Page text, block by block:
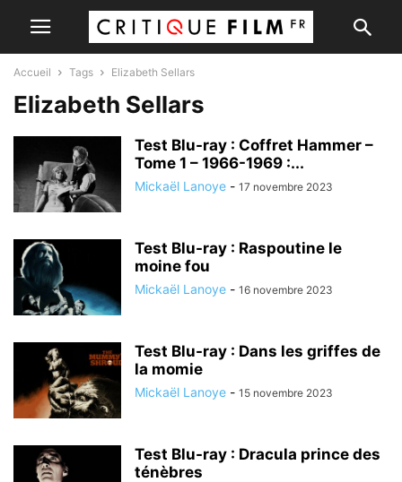
Accueil Tags Elizabeth Sellars
Elizabeth Sellars
Test Blu-ray : Coffret Hammer –
Tome 1 – 1966-1969 :...
Mickaël Lanoye - 17 novembre 2023
Test Blu-ray : Raspoutine le
moine fou
Mickaël Lanoye - 16 novembre 2023
Test Blu-ray : Dans les griffes de
la momie
Mickaël Lanoye - 15 novembre 2023
Test Blu-ray : Dracula prince des
ténèbres